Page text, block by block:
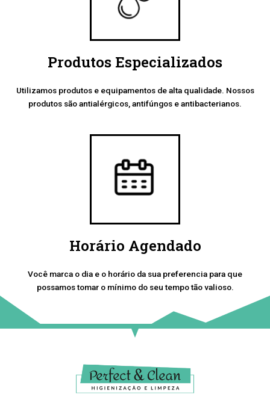
Produtos Especializados
Utilizamos produtos e equipamentos de alta qualidade. Nossos
produtos são antialérgicos, antifúngos e antibacterianos.
Horário Agendado
Você marca o dia e o horário da sua preferencia para que
possamos tomar o mínimo do seu tempo tão valioso.